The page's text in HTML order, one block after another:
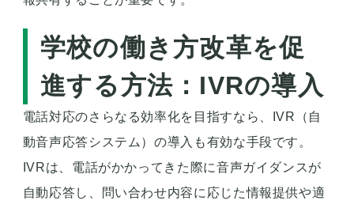
学校の働き方改革を促
進する方法：IVRの導入
電話対応のさらなる効率化を目指すなら、IVR（自
動音声応答システム）の導入も有効な手段です。
IVRは、電話がかかってきた際に音声ガイダンスが
自動応答し、問い合わせ内容に応じた情報提供や適